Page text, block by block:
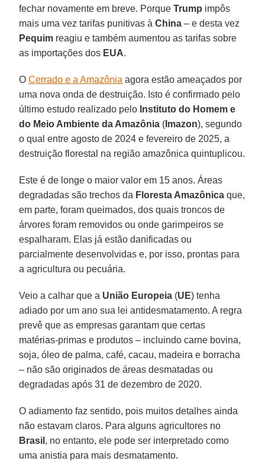
fechar novamente em breve. PorqueTrump impôs
mais uma vez tarifas punitivas àChina – e desta vez
Pequim reagiu e também aumentou as tarifas sobre
as importações dos EUA.
OCerrado e a Amazônia agora estão ameaçados por
uma nova onda de destruição. Isto é confirmado pelo
último estudo realizado pelo Instituto do Homem e
do Meio Ambiente da Amazônia ( Imazon), segundo
o qual entre agosto de 2024 e fevereiro de 2025, a
destruição florestal na região amazônica quintuplicou.
Este é de longe o maior valor em 15 anos. Áreas
degradadas são trechos da Floresta Amazônica que,
em parte, foram queimados, dos quais troncos de
árvores foram removidos ou onde garimpeiros se
espalharam. Elas já estão danificadas ou
parcialmente desenvolvidas e, por isso, prontas para
a agricultura ou pecuária.
Veio a calhar que a União Europeia (UE) tenha
adiado por um ano sua lei antidesmatamento. A regra
prevê que as empresas garantam que certas
matérias-primas e produtos – incluindo carne bovina,
soja, óleo de palma, café, cacau, madeira e borracha
– não são originados de áreas desmatadas ou
degradadas após 31 de dezembro de 2020.
O adiamento faz sentido, pois muitos detalhes ainda
não estavam claros. Para alguns agricultores no
Brasil , no entanto, ele pode ser interpretado como
uma anistia para mais desmatamento.